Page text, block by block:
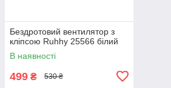
Бездротовий вентилятор з
кліпсою Ruhhy 25566 білий
В наявності
499 ₴ 530 ₴